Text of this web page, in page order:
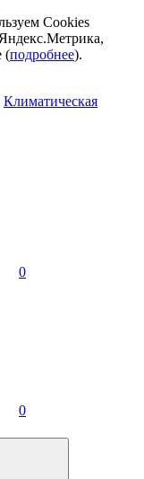
Cookies
(подробнее).
Климатическая
0
0